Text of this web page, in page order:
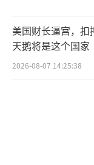
美国财长逼宫，
天鹅将是这个国家
2026-08-07 14:25:38